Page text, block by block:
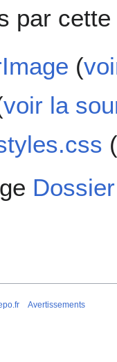
par
(
voir la
Avertissements